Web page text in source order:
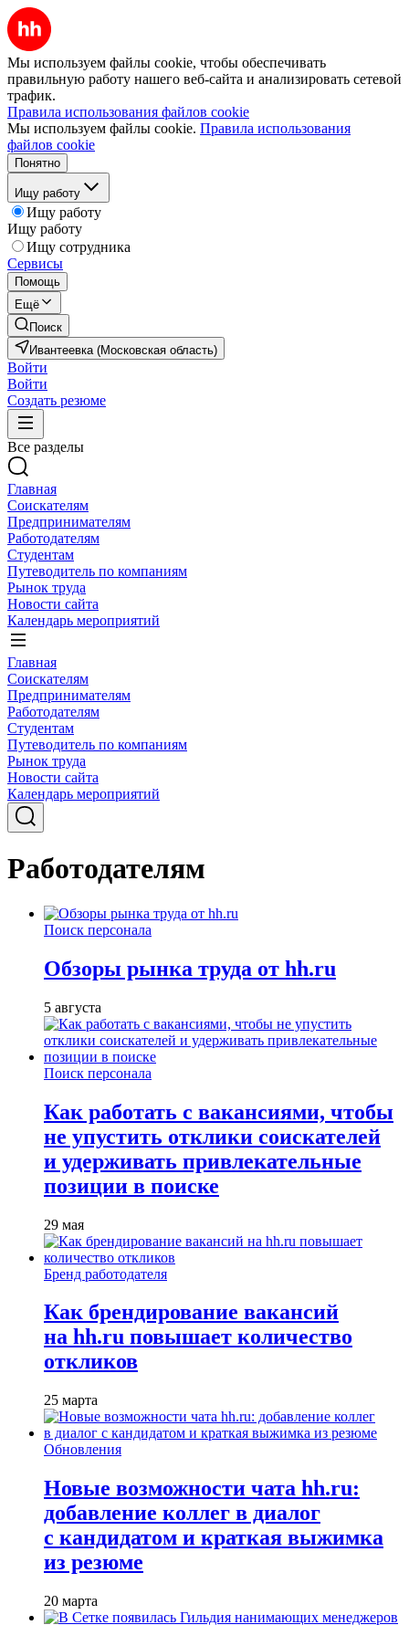
Мы используем файлы cookie, чтобы обеспечивать
правильную работу нашего веб-сайта и анализировать сетевой
трафик.
Правила использования файлов cookie
Мы используем файлы cookie. Правила использования
файлов cookie
Понятно
Ищу работу
Ищу работу
Ищу работу
Ищу сотрудника
Сервисы
Помощь
Ещё
Поиск
Ивантеевка (Московская область)
Войти
Войти
Создать резюме
Все разделы
Главная
Соискателям
Предпринимателям
Работодателям
Студентам
Путеводитель по компаниям
Рынок труда
Новости сайта
Календарь мероприятий
Главная
Соискателям
Предпринимателям
Работодателям
Студентам
Путеводитель по компаниям
Рынок труда
Новости сайта
Календарь мероприятий
Работодателям
Поиск персонала
Обзоры рынка труда от hh.ru
5 августа
Поиск персонала
Как работать с вакансиями, чтобы
не упустить отклики соискателей
и удерживать привлекательные
позиции в поиске
29 мая
Бренд работодателя
Как брендирование вакансий
на hh.ru повышает количество
откликов
25 марта
Обновления
Новые возможности чата hh.ru:
добавление коллег в диалог
с кандидатом и краткая выжимка
из резюме
20 марта